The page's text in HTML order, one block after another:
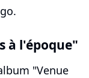
à l'époque"
"Venue